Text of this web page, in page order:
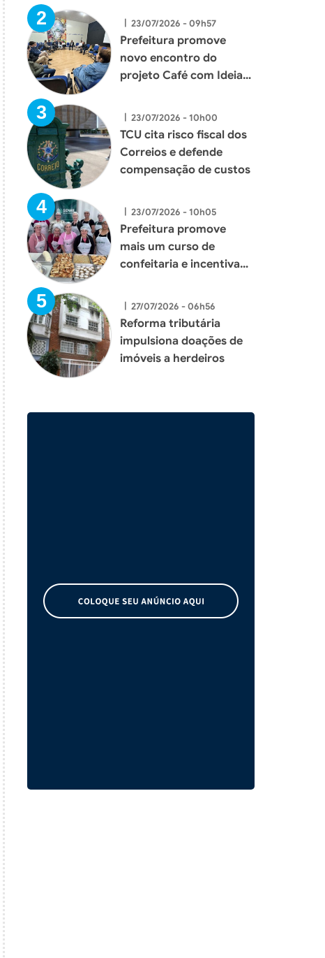
| 23/07/2026 - 09h57
Prefeitura promove
novo encontro do
projeto Café com Ideias
empresários de Xaxim
| 23/07/2026 - 10h00
TCU cita risco fiscal dos
Correios e defende
compensação de custos
| 23/07/2026 - 10h05
Prefeitura promove
mais um curso de
confeitaria e incentiva
mulheres de Xaxim
| 27/07/2026 - 06h56
Reforma tributária
impulsiona doações de
imóveis a herdeiros